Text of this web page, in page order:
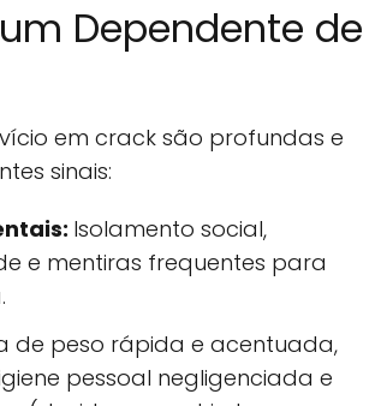
Dependente de
em crack são profundas e
sinais:
Isolamento social,
e mentiras frequentes para
de peso rápida e acentuada,
pessoal negligenciada e